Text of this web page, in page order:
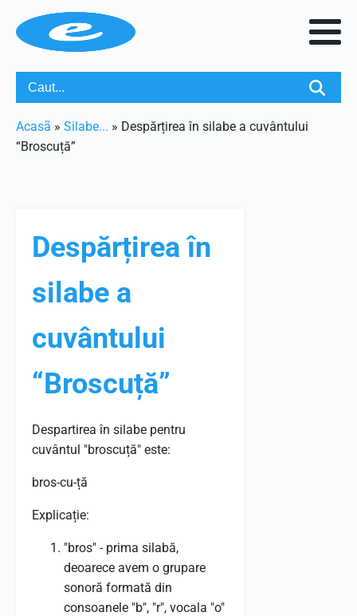
Acasã » Silabe... » Despărțirea în silabe a cuvântului
“Broscuță”
Despărțirea în
silabe a
cuvântului
“Broscuță”
Despartirea în silabe pentru
cuvântul "broscuță" este:
bros-cu-ță
Explicație:
"bros" - prima silabă,
deoarece avem o grupare
sonoră formată din
consoanele "b", "r", vocala "o"